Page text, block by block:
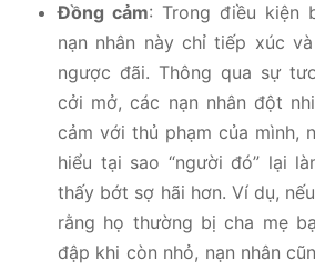
Đồng cảm: Trong điều kiện
nạn nhân này chỉ tiếp xúc
ngược đãi. Thông qua sự
cởi mở, các nạn nhân đột
cảm với thủ phạm của mình,
hiểu tại sao “người đó” lại
thấy bớt sợ hãi hơn. Ví dụ,
rằng họ thường bị cha mẹ
đập khi còn nhỏ, nạn nhân